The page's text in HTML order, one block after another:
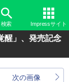
検索 Impressサイト
醒」、発売記念
次の画像